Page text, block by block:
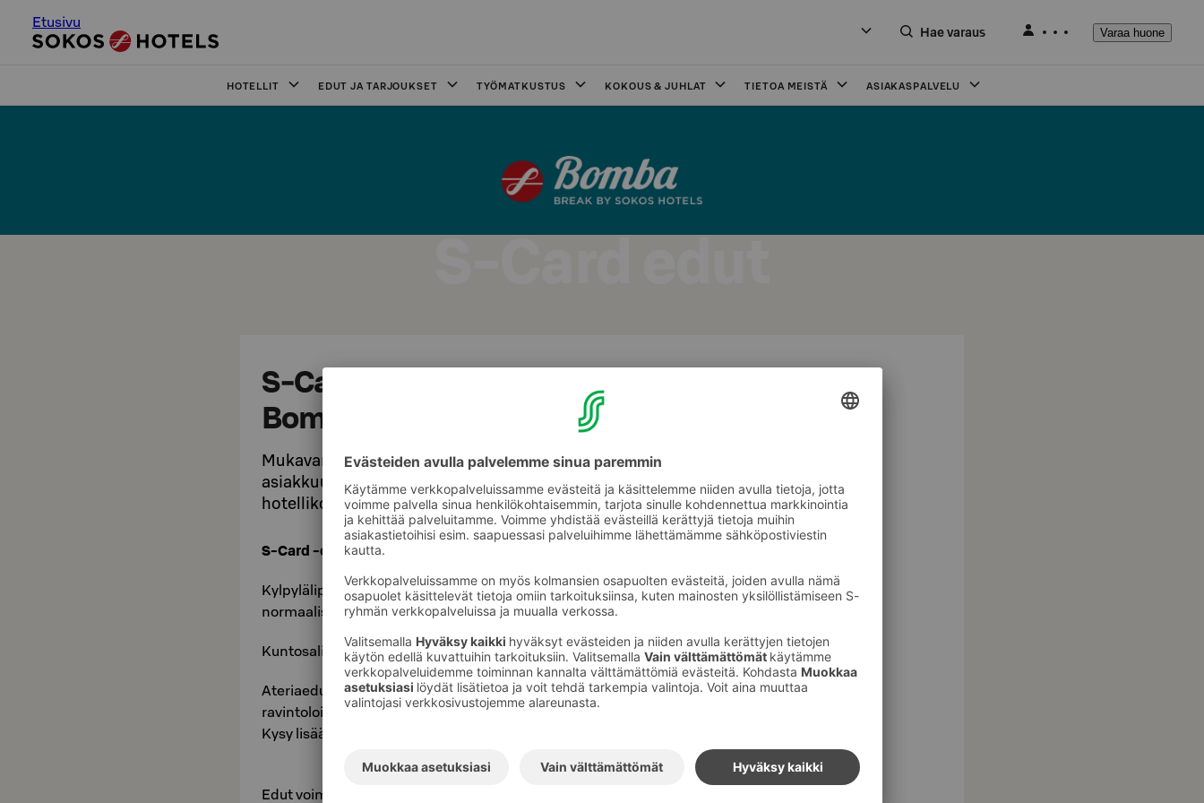
Etusivu
Hae varaus Varaa huone
HOTELLIT EDUT JA TARJOUKSET TYÖMATKUSTUS KOKOUS & JUHLAT TIETOA MEISTÄ ASIAKASPALVELU
S-Card edut
S-Card edut: Break Sokos Hotel
Bomba
Mukavammat työmatkat hotellikohtaisia etuja hyödyntäen! S-Card-kanta-
asiakkuuteesi sisältyvien perusetujen lisäksi tarjoamme sinulle myös monia
hotellikohtaisia etuja. Tulgua terveh!
S-Card -edut Bomballa
Kylpylälippu S-Cardilla vain 12 € (hinta majoittuville hotellivieraille
normaalisti 17 €).
Kuntosali on kaikkien vieraidemme käytettävissä veloituksetta.
Ateriaedulla maksettavat S-Card annokset löytyvät hotellin
ravintoloista, Buolu Café & Ristorantesta sekä Frans & Emmasta.
Kysy lisää tarjoilijalta.
Edut voimassa toistaiseksi. Edut saat käyttöösi, kun majoitut S-